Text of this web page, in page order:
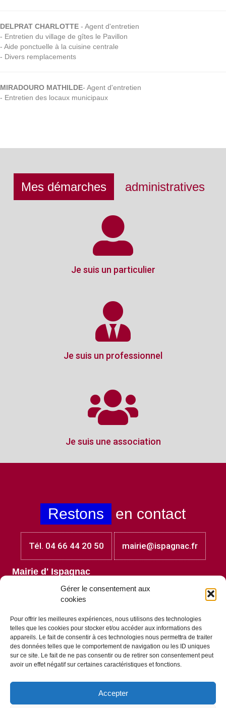
Gérer le consentement aux
cookies
Pour offrir les meilleures expériences, nous utilisons des technologies
telles que les cookies pour stocker et/ou accéder aux informations des
appareils. Le fait de consentir à ces technologies nous permettra de traiter
des données telles que le comportement de navigation ou les ID uniques
sur ce site. Le fait de ne pas consentir ou de retirer son consentement peut
avoir un effet négatif sur certaines caractéristiques et fonctions.
Accepter
DELPRAT CHARLOTTE - Agent d'entretien
- Entretien du village de gîtes le Pavillon
- Aide ponctuelle à la cuisine centrale
- Divers remplacements
MIRADOURO MATHILDE- Agent d'entretien
- Entretien des locaux municipaux
Mes démarches administratives
Je suis un particulier
Je suis un professionnel
Je suis une association
Restons en contact
Tél. 04 66 44 20 50 mairie@ispagnac.fr
Mairie d' Ispagnac
48320 Ispagnac
Lundi et mardi : 8h30 - 12h00
17h30
Vendredi : 8h30 - 12h00 et 13h30 - 17h00
A télécharger
Tous les documents à télécharger